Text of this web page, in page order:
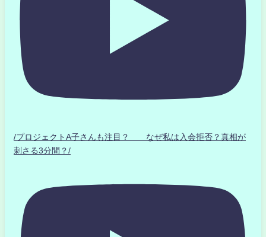
/プロジェクトA子さんも注目？ なぜ私は入会拒否？真相が
刺さる3分間？/